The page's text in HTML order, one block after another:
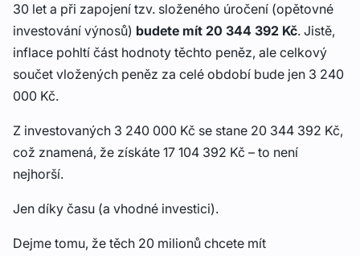
30 let a při zapojení tzv. složeného úročení (opětovné
investování výnosů) budete mít 20 344 392 Kč. Jistě,
inflace pohltí část hodnoty těchto peněz, ale celkový
součet vložených peněz za celé období bude jen 3 240
000 Kč.
Z investovaných 3 240 000 Kč se stane 20 344 392 Kč,
což znamená, že získáte 17 104 392 Kč – to není
nejhorší.
Jen díky času (a vhodné investici).
Dejme tomu, že těch 20 milionů chcete mít